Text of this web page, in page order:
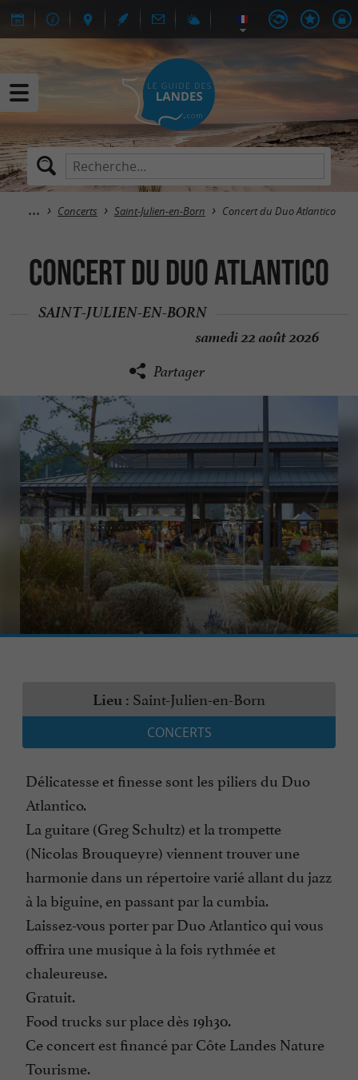
Concerts Saint-Julien-en-Born Concert du Duo Atlantico
Concert du Duo Atlantico
SAINT-JULIEN-EN-BORN
samedi 22 août 2026
Partager
Lieu : Saint-Julien-en-Born
CONCERTS
Délicatesse et finesse sont les piliers du Duo
Atlantico.
La guitare (Greg Schultz) et la trompette
(Nicolas Brouqueyre) viennent trouver une
harmonie dans un répertoire varié allant du jazz
à la biguine, en passant par la cumbia.
Laissez-vous porter par Duo Atlantico qui vous
offrira une musique à la fois rythmée et
chaleureuse.
Gratuit.
Food trucks sur place dès 19h30.
Ce concert est financé par Côte Landes Nature
Tourisme.